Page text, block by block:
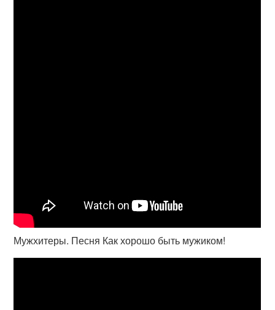
Мужхитеры. Песня Как хорошо быть мужиком!